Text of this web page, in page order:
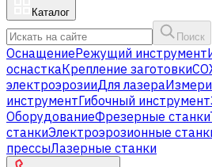
Каталог
Поиск
ОснащениеРежущий инструмент
оснасткаКрепление заготовки
электроэрозииДля лазера
инструментГибочный инструмент
ОборудованиеФрезерные станки
станкиЭлектроэрозионные
прессыЛазерные станки